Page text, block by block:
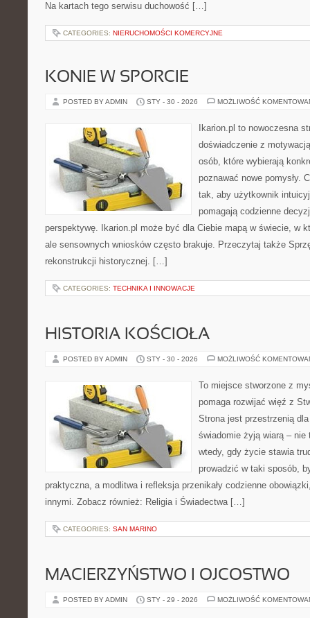
Na kartach tego serwisu duchowość […]
CATEGORIES: NIERUCHOMOŚCI KOMERCYJNE
KONIE W SPORCIE
POSTED BY ADMIN STY - 30 - 2026 MOŻLIWOŚĆ
Ikarion.pl to nowoczesna
doświadczenie z
osób, które wybierają
poznawać nowe pomysły.
tak, aby użytkownik
pomagają codzienne
perspektywę. Ikarion.pl może być dla Ciebie mapą w świecie, w
ale sensownych wniosków często brakuje. Przeczytaj także
rekonstrukcji historycznej. […]
CATEGORIES: TECHNIKA I INNOWACJE
HISTORIA KOŚCIOŁA
POSTED BY ADMIN STY - 30 - 2026 MOŻLIWOŚĆ
To miejsce stworzone z
pomaga rozwijać więź z
Strona jest przestrzenią
świadomie żyją wiarą –
wtedy, gdy życie stawia
prowadzić w taki sposób,
praktyczna, a modlitwa i refleksja przenikały codzienne
innymi. Zobacz również: Religia i Świadectwa […]
CATEGORIES: SAN MARINO
MACIERZYŃSTWO I OJCOSTWO
POSTED BY ADMIN STY - 29 - 2026 MOŻLIWOŚĆ